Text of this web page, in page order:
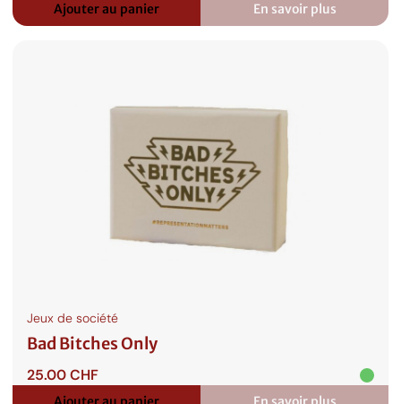
Ajouter au panier En savoir plus
:
Bad
Jeux de société
Bad Bitches Only
25.00CHF